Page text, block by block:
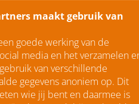
maakt gebruik van
goede werking van de
media en het verzamelen
van verschillende
gegevens anoniem op. Dit
wie jij bent en daarmee is